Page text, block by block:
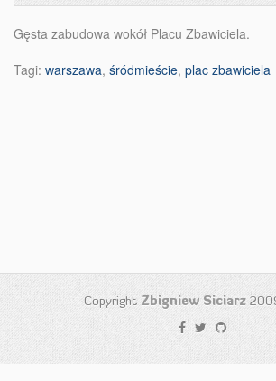
Gęsta zabudowa wokół Placu Zbawiciela.
Tagi: warszawa, śródmieście, plac zbawiciela
Copyright Zbigniew Siciarz